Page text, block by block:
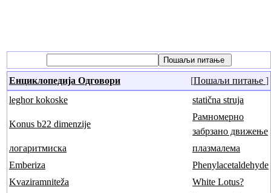
Енциклопедија Одговори [Пошаљи питање ]
leghor kokoske
statična struja
Konus b22 dimenzije
Рамномерно
забрзано движење
логаритмиска
плазмалема
Emberiza
Phenylacetaldehyde
Kvaziramniteža
White Lotus?